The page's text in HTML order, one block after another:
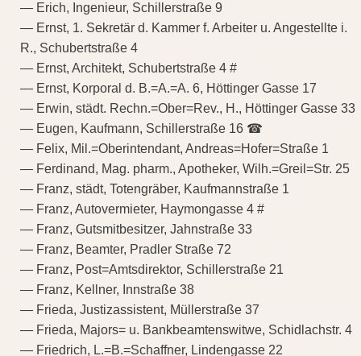
— Erich, Ingenieur, Schillerstraße 9
— Ernst, 1. Sekretär d. Kammer f. Arbeiter u. Angestellte i.
R., Schubertstraße 4
— Ernst, Architekt, Schubertstraße 4 #
— Ernst, Korporal d. B.=A.=A. 6, Höttinger Gasse 17
— Erwin, städt. Rechn.=Ober=Rev., H., Höttinger Gasse 33
— Eugen, Kaufmann, Schillerstraße 16 ☎
— Felix, Mil.=Oberintendant, Andreas=Hofer=Straße 1
— Ferdinand, Mag. pharm., Apotheker, Wilh.=Greil=Str. 25
— Franz, städt, Totengräber, Kaufmannstraße 1
— Franz, Autovermieter, Haymongasse 4 #
— Franz, Gutsmitbesitzer, Jahnstraße 33
— Franz, Beamter, Pradler Straße 72
— Franz, Post=Amtsdirektor, Schillerstraße 21
— Franz, Kellner, Innstraße 38
— Frieda, Justizassistent, Müllerstraße 37
— Frieda, Majors= u. Bankbeamtenswitwe, Schidlachstr. 4
— Friedrich, L.=B.=Schaffner, Lindengasse 22